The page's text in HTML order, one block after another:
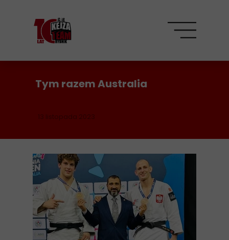
13 listopada 2023
Tym razem Australia